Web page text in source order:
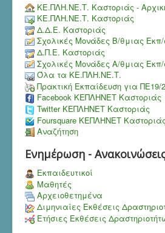
ΚΕ.ΠΛΗ.ΝΕ.Τ. Καστοριάς -
ΚΕ.ΠΛΗ.ΝΕ.Τ. Καστοριάς
Δ.Δ.Ε. Καστοριάς
Σχολικές Μονάδες Β/θμιας Εκπ/
Δ.Π.Ε. Καστοριάς
Σχολικές Μονάδες Α/θμιας Εκπ/
Όλα τα ΚΕ.ΠΛΗ.ΝΕ.Τ.
Πρακτική Εκπαίδευση για ΠΕ19/
Facebook ΚΕΠΛΗΝΕΤ Καστοριάς
Twitter ΚΕΠΛΗΝΕΤ Καστοριάς
Foursquare ΚΕΠΛΗΝΕΤ Καστοριάς
Αναζήτηση
Ενημέρωση -
Εκπαιδευτικοί
Μαθητές
Αρχειοθετημένα
Διμηνιαίες Εκθέσεις
Ετήσιες Εκθέσεις